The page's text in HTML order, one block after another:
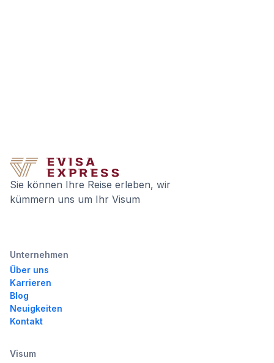
Sie können Ihre Reise erleben, wir
kümmern uns um Ihr Visum
Unternehmen
Über uns
Karrieren
Blog
Neuigkeiten
Kontakt
Visum